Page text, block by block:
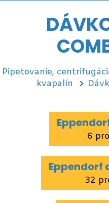
Pipetovanie,
kvapalín
6
Eppendorf
32